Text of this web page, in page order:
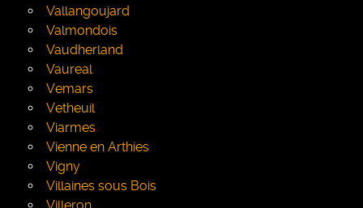
Vallangoujard
Valmondois
Vaudherland
Vaureal
Vemars
Vetheuil
Viarmes
Vienne en Arthies
Vigny
Villaines sous Bois